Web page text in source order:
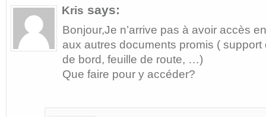
Kris says:
Bonjour,Je n’arrive pas à avoir accès
aux autres documents promis (
de bord, feuille de route, …)
Que faire pour y accéder?